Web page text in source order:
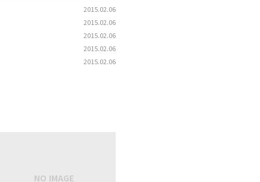
2015.02.06
2015.02.06
2015.02.06
2015.02.06
2015.02.06